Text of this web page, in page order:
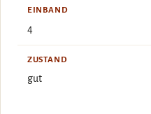
EINBAND
4
ZUSTAND
gut